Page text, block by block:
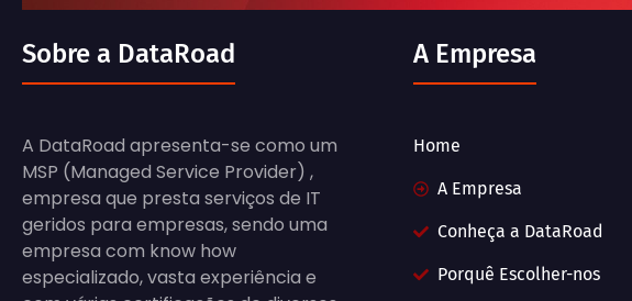
Sobre a DataRoad
A DataRoad apresenta-se como um
MSP (Managed Service Provider) ,
empresa que presta serviços de IT
geridos para empresas, sendo uma
empresa com know how
especializado, vasta experiência e
A Empresa
Home
A Empresa
Conheça a DataRoad
Porquê Escolher-nos